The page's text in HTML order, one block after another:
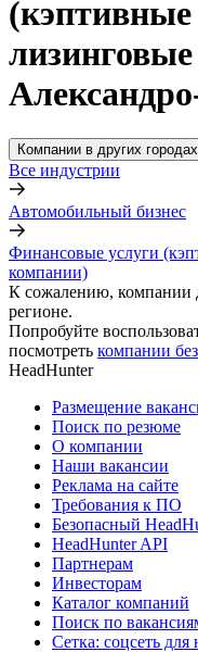
Компании в других городах
Все индустрии
Автомобильный бизнес
Финансовые услуги
компании)
К сожалению, компании
регионе.
Попробуйте
посмотреть компании
HeadHunter
Размещение
Поиск по резюме
О компании
Наши вакансии
Реклама на сайте
Требования к ПО
Безопасный
HeadHunter API
Партнерам
Инвесторам
Каталог компаний
Поиск по
Сетка: соцсеть для